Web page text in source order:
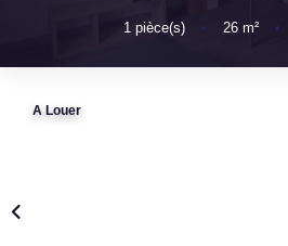
GESTION
1 pièce(s) • 26 m² •
A Louer